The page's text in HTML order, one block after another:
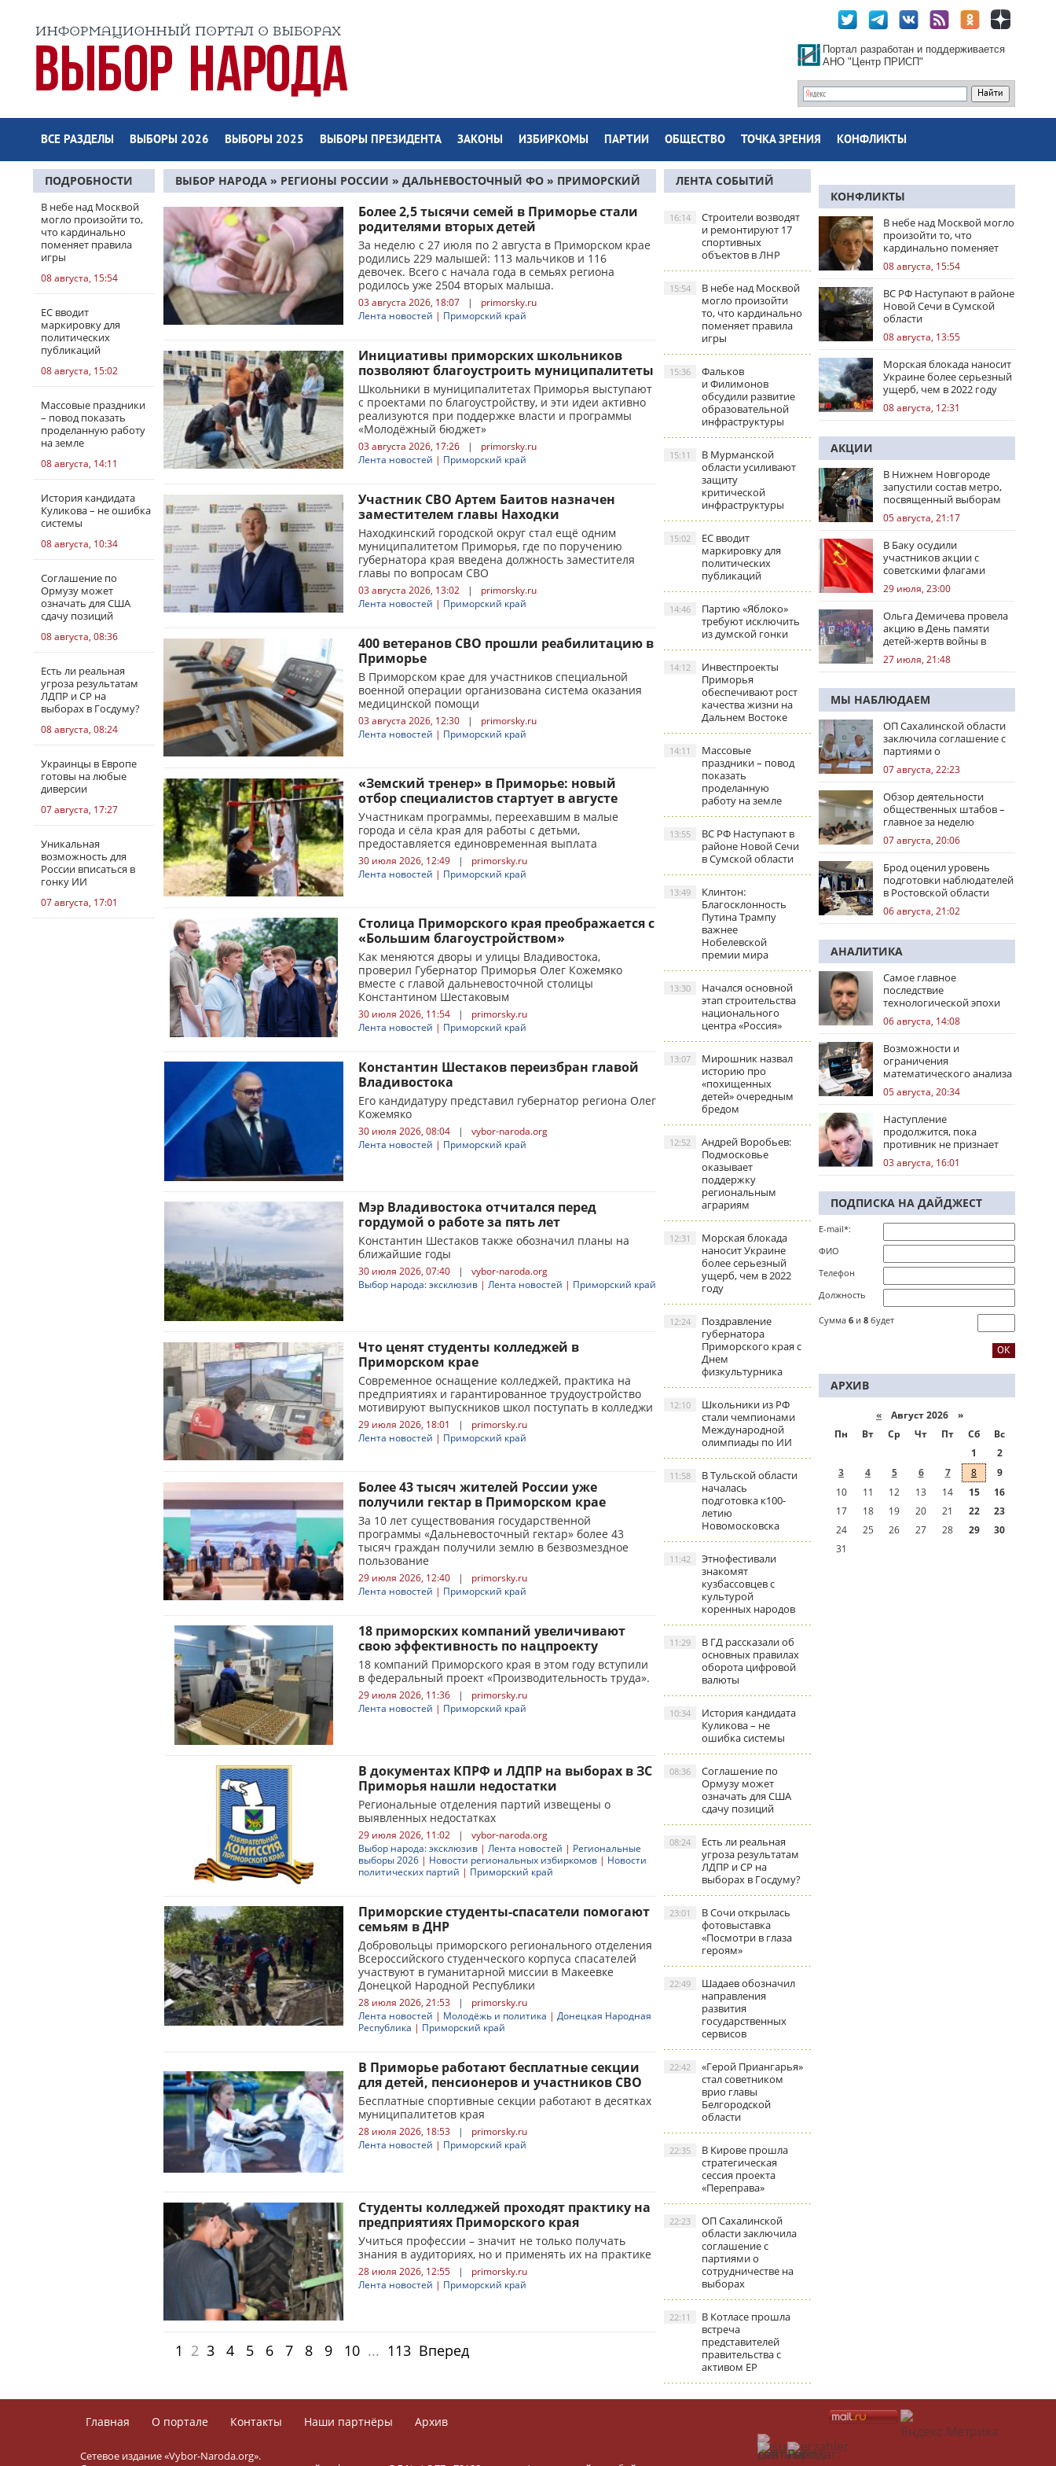
Портал разработан и поддерживается
АНО "Центр ПРИСП"
ВСЕ РАЗДЕЛЫ ВЫБОРЫ 2026 ВЫБОРЫ 2025 ВЫБОРЫ ПРЕЗИДЕНТА ЗАКОНЫ ИЗБИРКОМЫ ПАРТИИ ОБЩЕСТВО ТОЧКА ЗРЕНИЯ КОНФЛИКТЫ
ПОДРОБНОСТИ
В небе над Москвой
могло произойти то,
что кардинально
поменяет правила
игры
08 августа, 15:54
ЕС вводит
маркировку для
политических
публикаций
08 августа, 15:02
Массовые праздники
– повод показать
проделанную работу
на земле
08 августа, 14:11
История кандидата
Куликова – не ошибка
системы
08 августа, 10:34
Соглашение по
Ормузу может
означать для США
сдачу позиций
08 августа, 08:36
Есть ли реальная
угроза результатам
ЛДПР и СР на
выборах в Госдуму?
08 августа, 08:24
Украинцы в Европе
готовы на любые
диверсии
07 августа, 17:27
Уникальная
возможность для
России вписаться в
гонку ИИ
07 августа, 17:01
ВЫБОР НАРОДА » РЕГИОНЫ РОССИИ » ДАЛЬНЕВОСТОЧНЫЙ ФО » ПРИМОРСКИЙ
КРАЙ» СТРАНИЦА 2
Более 2,5 тысячи семей в Приморье стали
родителями вторых детей
За неделю с 27 июля по 2 августа в Приморском крае
родились 229 малышей: 113 мальчиков и 116
девочек. Всего с начала года в семьях региона
родилось уже 2504 вторых малыша.
03 августа 2026, 18:07 |
primorsky.ru
Лента новостей | Приморский край
Инициативы приморских школьников
позволяют благоустроить муниципалитеты
Школьники в муниципалитетах Приморья выступают
с проектами по благоустройству, и эти идеи активно
реализуются при поддержке власти и программы
«Молодёжный бюджет»
03 августа 2026, 17:26 |
primorsky.ru
Лента новостей | Приморский край
Участник СВО Артем Баитов назначен
заместителем главы Находки
Находкинский городской округ стал ещё одним
муниципалитетом Приморья, где по поручению
губернатора края введена должность заместителя
главы по вопросам СВО
03 августа 2026, 13:02 |
primorsky.ru
Лента новостей | Приморский край
400 ветеранов СВО прошли реабилитацию в
Приморье
В Приморском крае для участников специальной
военной операции организована система оказания
медицинской помощи
03 августа 2026, 12:30 |
primorsky.ru
Лента новостей | Приморский край
«Земский тренер» в Приморье: новый
отбор специалистов стартует в августе
Участникам программы, переехавшим в малые
города и сёла края для работы с детьми,
предоставляется единовременная выплата
30 июля 2026, 12:49 |
primorsky.ru
Лента новостей | Приморский край
Столица Приморского края преображается с
«Большим благоустройством»
Как меняются дворы и улицы Владивостока,
проверил Губернатор Приморья Олег Кожемяко
вместе с главой дальневосточной столицы
Константином Шестаковым
30 июля 2026, 11:54 |
primorsky.ru
Лента новостей | Приморский край
Константин Шестаков переизбран главой
Владивостока
Его кандидатуру представил губернатор региона Олег
Кожемяко
30 июля 2026, 08:04 |
vybor-naroda.org
Лента новостей | Приморский край
Мэр Владивостока отчитался перед
гордумой о работе за пять лет
Константин Шестаков также обозначил планы на
ближайшие годы
30 июля 2026, 07:40 |
vybor-naroda.org
Выбор народа: эксклюзив | Лента новостей | Приморский край
Что ценят студенты колледжей в
Приморском крае
Современное оснащение колледжей, практика на
предприятиях и гарантированное трудоустройство
мотивируют выпускников школ поступать в колледжи
29 июля 2026, 18:01 |
primorsky.ru
Лента новостей | Приморский край
Более 43 тысяч жителей России уже
получили гектар в Приморском крае
За 10 лет существования государственной
программы «Дальневосточный гектар» более 43
тысяч граждан получили землю в безвозмездное
пользование
29 июля 2026, 12:40 |
primorsky.ru
Лента новостей | Приморский край
18 приморских компаний увеличивают
свою эффективность по нацпроекту
18 компаний Приморского края в этом году вступили
в федеральный проект «Производительность труда».
29 июля 2026, 11:36 |
primorsky.ru
Лента новостей | Приморский край
В документах КПРФ и ЛДПР на выборах в ЗС
Приморья нашли недостатки
Региональные отделения партий извещены о
выявленных недостатках
29 июля 2026, 11:02 |
vybor-naroda.org
Выбор народа: эксклюзив | Лента новостей | Региональные
выборы 2026 | Новости региональных избиркомов | Новости
политических партий | Приморский край
Приморские студенты-спасатели помогают
семьям в ДНР
Добровольцы приморского регионального отделения
Всероссийского студенческого корпуса спасателей
участвуют в гуманитарной миссии в Макеевке
Донецкой Народной Республики
28 июля 2026, 21:53 |
primorsky.ru
Лента новостей | Молодёжь и политика | Донецкая Народная
Республика | Приморский край
В Приморье работают бесплатные секции
для детей, пенсионеров и участников СВО
Бесплатные спортивные секции работают в десятках
муниципалитетов края
28 июля 2026, 18:53 |
primorsky.ru
Лента новостей | Приморский край
Студенты колледжей проходят практику на
предприятиях Приморского края
Учиться профессии – значит не только получать
знания в аудиториях, но и применять их на практике
28 июля 2026, 12:55 |
primorsky.ru
Лента новостей | Приморский край
1 2 3 4 5 6 7 8 9 10 ... 113 Вперед
ЛЕНТА СОБЫТИЙ
Строители возводят
и ремонтируют 17
спортивных
объектов в ЛНР
16:14
В небе над Москвой
могло произойти
то, что кардинально
поменяет правила
игры
15:54
Фальков
и Филимонов
обсудили развитие
образовательной
инфраструктуры
15:36
В Мурманской
области усиливают
защиту
критической
инфраструктуры
15:11
ЕС вводит
маркировку для
политических
публикаций
15:02
Партию «Яблоко»
требуют исключить
из думской гонки
14:46
Инвестпроекты
Приморья
обеспечивают рост
качества жизни на
Дальнем Востоке
14:12
Массовые
праздники – повод
показать
проделанную
работу на земле
14:11
ВС РФ Наступают в
районе Новой Сечи
в Сумской области
13:55
Клинтон:
Благосклонность
Путина Трампу
важнее
Нобелевской
премии мира
13:49
Начался основной
этап строительства
национального
центра «Россия»
13:30
Мирошник назвал
историю про
«похищенных
детей» очередным
бредом
13:07
Андрей Воробьев:
Подмосковье
оказывает
поддержку
региональным
аграриям
12:52
Морская блокада
наносит Украине
более серьезный
ущерб, чем в 2022
году
12:31
Поздравление
губернатора
Приморского края с
Днем
физкультурника
12:24
Школьники из РФ
стали чемпионами
Международной
олимпиады по ИИ
12:10
В Тульской области
началась
подготовка к100-
летию
Новомосковска
11:58
Этнофестивали
знакомят
кузбассовцев с
культурой
коренных народов
11:42
В ГД рассказали об
основных правилах
оборота цифровой
валюты
11:29
История кандидата
Куликова – не
ошибка системы
10:34
Соглашение по
Ормузу может
означать для США
сдачу позиций
08:36
Есть ли реальная
угроза результатам
ЛДПР и СР на
выборах в Госдуму?
08:24
В Сочи открылась
фотовыставка
«Посмотри в глаза
героям»
23:01
Шадаев обозначил
направления
развития
государственных
сервисов
22:49
«Герой Приангарья»
стал советником
врио главы
Белгородской
области
22:42
В Кирове прошла
стратегическая
сессия проекта
«Переправа»
22:35
ОП Сахалинской
области заключила
соглашение с
партиями о
сотрудничестве на
выборах
22:23
В Котласе прошла
встреча
представителей
правительства с
активом ЕР
22:11
КОНФЛИКТЫ
В небе над Москвой могло
произойти то, что
кардинально поменяет
правила игры
08 августа, 15:54
ВС РФ Наступают в районе
Новой Сечи в Сумской
области
08 августа, 13:55
Морская блокада наносит
Украине более серьезный
ущерб, чем в 2022 году
08 августа, 12:31
АКЦИИ
В Нижнем Новгороде
запустили состав метро,
посвященный выборам
05 августа, 21:17
В Баку осудили
участников акции с
советскими флагами
29 июля, 23:00
Ольга Демичева провела
акцию в День памяти
детей-жертв войны в
Донбассе
27 июля, 21:48
МЫ НАБЛЮДАЕМ
ОП Сахалинской области
заключила соглашение с
партиями о
сотрудничестве на
выборах
07 августа, 22:23
Обзор деятельности
общественных штабов –
главное за неделю
07 августа, 20:06
Брод оценил уровень
подготовки наблюдателей
в Ростовской области
06 августа, 21:02
АНАЛИТИКА
Самое главное
последствие
технологической эпохи
06 августа, 14:08
Возможности и
ограничения
математического анализа
избирательных кампаний
05 августа, 20:34
Наступление
продолжится, пока
противник не признает
стратегическое
поражение
03 августа, 16:01
ПОДПИСКА НА ДАЙДЖЕСТ
E-mail*:
ФИО
Телефон
Должность
Сумма 6 и 8 будет
АРХИВ
« Август 2026 »
Пн
Вт Ср Чт Пт Сб
Вс
1
2
3
4 5 6 7 8
9
10
11 12 13 14 15
16
17
18 19 20 21 22
23
24
25 26 27 28 29
30
31
Главная О портале Контакты Наши партнёры Архив
Сетевое издание «Vybor-Naroda.org».